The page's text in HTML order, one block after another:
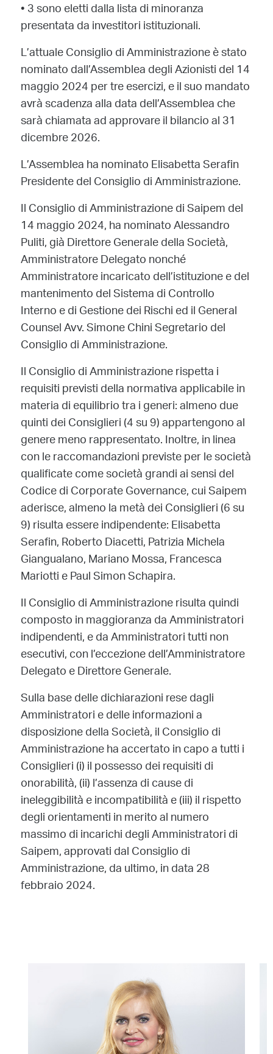
•3 sono eletti dalla lista di minoranza
presentata da investitori istituzionali.
L’attuale Consiglio di Amministrazione è stato
nominato dall’Assemblea degli Azionisti del 14
maggio 2024 per tre esercizi, e il suo mandato
avrà scadenza alla data dell’Assemblea che
sarà chiamata ad approvare il bilancio al 31
dicembre 2026.
L’Assemblea ha nominato Elisabetta Serafin
Presidente del Consiglio di Amministrazione.
Il Consiglio di Amministrazione di Saipem del
14 maggio 2024, ha nominato Alessandro
Puliti, già Direttore Generale della Società,
Amministratore Delegato nonché
Amministratore incaricato dell’istituzione e del
mantenimento del Sistema di Controllo
Interno e di Gestione dei Rischi ed il General
Counsel Avv. Simone Chini Segretario del
Consiglio di Amministrazione.
Il Consiglio di Amministrazione rispetta i
requisiti previsti della normativa applicabile in
materia di equilibrio tra i generi: almeno due
quinti dei Consiglieri (4 su 9) appartengono al
genere meno rappresentato. Inoltre, in linea
con le raccomandazioni previste per le società
qualificate come società grandi ai sensi del
Codice di Corporate Governance, cui Saipem
aderisce, almeno la metà dei Consiglieri (6 su
9) risulta essere indipendente: Elisabetta
Serafin, Roberto Diacetti, Patrizia Michela
Giangualano, Mariano Mossa, Francesca
Mariotti e Paul Simon Schapira.
Il Consiglio di Amministrazione risulta quindi
composto in maggioranza da Amministratori
indipendenti, e da Amministratori tutti non
esecutivi, con l’eccezione dell’Amministratore
Delegato e Direttore Generale.
Sulla base delle dichiarazioni rese dagli
Amministratori e delle informazioni a
disposizione della Società, il Consiglio di
Amministrazione ha accertato in capo a tutti i
Consiglieri (i) il possesso dei requisiti di
onorabilità, (ii) l’assenza di cause di
ineleggibilità e incompatibilità e (iii) il rispetto
degli orientamenti in merito al numero
massimo di incarichi degli Amministratori di
Saipem, approvati dal Consiglio di
Amministrazione, da ultimo, in data 28
febbraio 2024.